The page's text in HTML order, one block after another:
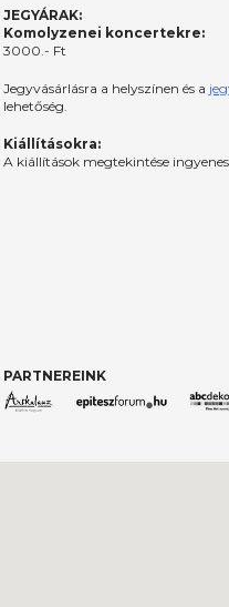
JEGYÁRAK:
Komolyzenei koncertekre:
3000.- Ft
Jegyvásárlásra a helyszínen és a
lehetőség.
Kiállításokra:
A kiállítások megtekintése
PARTNEREINK